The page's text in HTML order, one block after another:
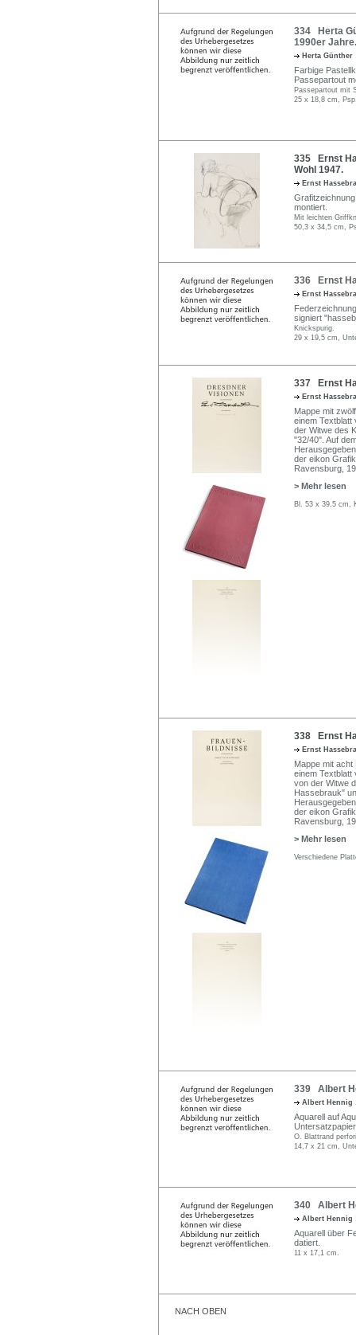
334 Herta
1990er Jahre.
Herta Günther
Farbige
Passepartout
Passepartout mit
25 x 18,8 cm,
335 Ernst
Wohl 1947.
Ernst
montiert.
Mit leichten
50,3 x 34,5 cm,
336 Ernst
Ernst
signiert
Knickspurig.
29 x 19,5 cm,
337 Ernst
Ernst
Mappe mit
einem Textblatt
der Witwe des
"32/40". Auf
der eikon
Ravensburg,
> Mehr lesen
Bl. 53 x 39,5 cm,
338 Ernst
Ernst
Mappe mit acht
einem Textblatt
von der Witwe
Hassebrauk"
der eikon
Ravensburg,
> Mehr lesen
Verschiedene
339 Albert
Albert Hennig
Aquarell auf
O. Blattrand
14,7 x 21 cm,
340 Albert
Albert Hennig
Aquarell über
datiert.
11 x 17,1 cm.
NACH OBEN